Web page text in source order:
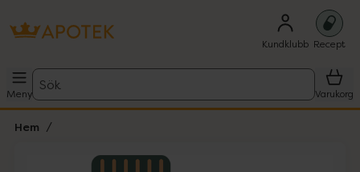
Kundklubb Recept
Meny
Sök
Varukorg
Hem